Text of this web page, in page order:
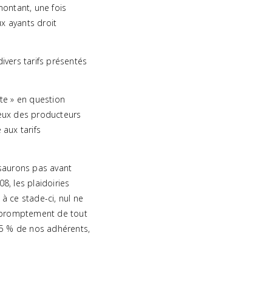
une fois
ayants droit
tarifs présentés
» en question
des producteurs
aux tarifs
pas avant
les plaidoiries
ce stade-ci, nul ne
de tout
% de nos adhérents,